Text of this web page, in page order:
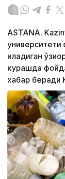
ASTANA.
университети
қиладиган
курашда
хабар беради